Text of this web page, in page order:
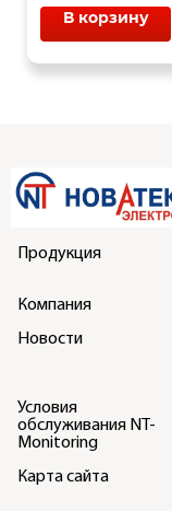
В корзину
Продукция
Компания
Новости
Условия
обслуживания NT-
Monitoring
Карта сайта